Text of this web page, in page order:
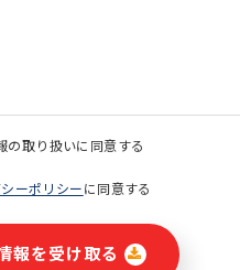
め
関連する情報(当社及び第三者のサー
伝を含みますが、それらに限定されま
の取り扱いに同意する
ーポリシー に同意する
報を受け取る